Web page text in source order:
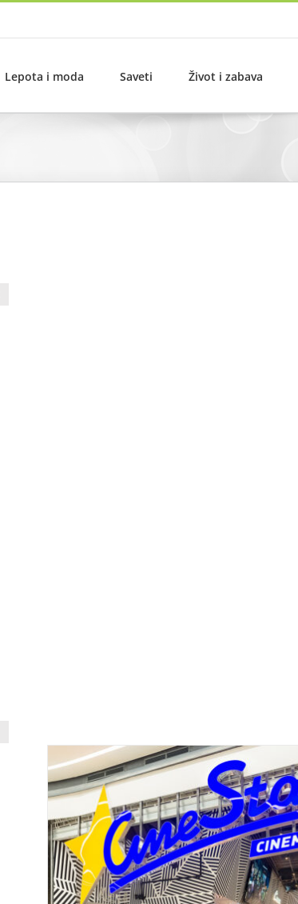
Lepota i moda Saveti Život i zabava
Cinestar otvara bioskop nove generacije u
Život i zabava